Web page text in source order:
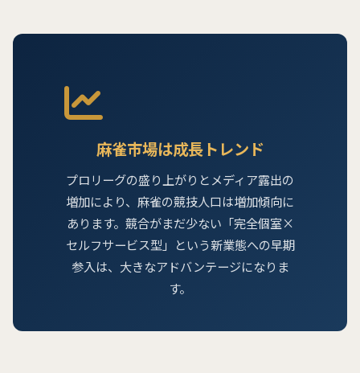
麻雀市場は成長トレンド
プロリーグの盛り上がりとメディア露出の
増加により、麻雀の競技人口は増加傾向に
あります。競合がまだ少ない「完全個室×
セルフサービス型」という新業態への早期
参入は、大きなアドバンテージになりま
す。